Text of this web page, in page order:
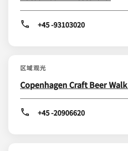
+45 -93103020
区域观光
Copenhagen Craft Beer Walk
+45 -20906620